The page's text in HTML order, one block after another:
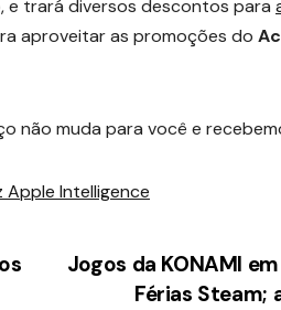
e trará diversos descontos para
aproveitar as promoções do
não muda para você e
Apple Intelligence
Jogos da KONAMI
Férias Steam;